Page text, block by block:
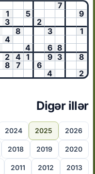
7
9
5
1
2
3
1
3
8
4
8
6
4
8
3
9
1
4
2
6
7
8
2
4
Digər illər
2026
2025
2024
2020
2019
2018
2013
2012
2011